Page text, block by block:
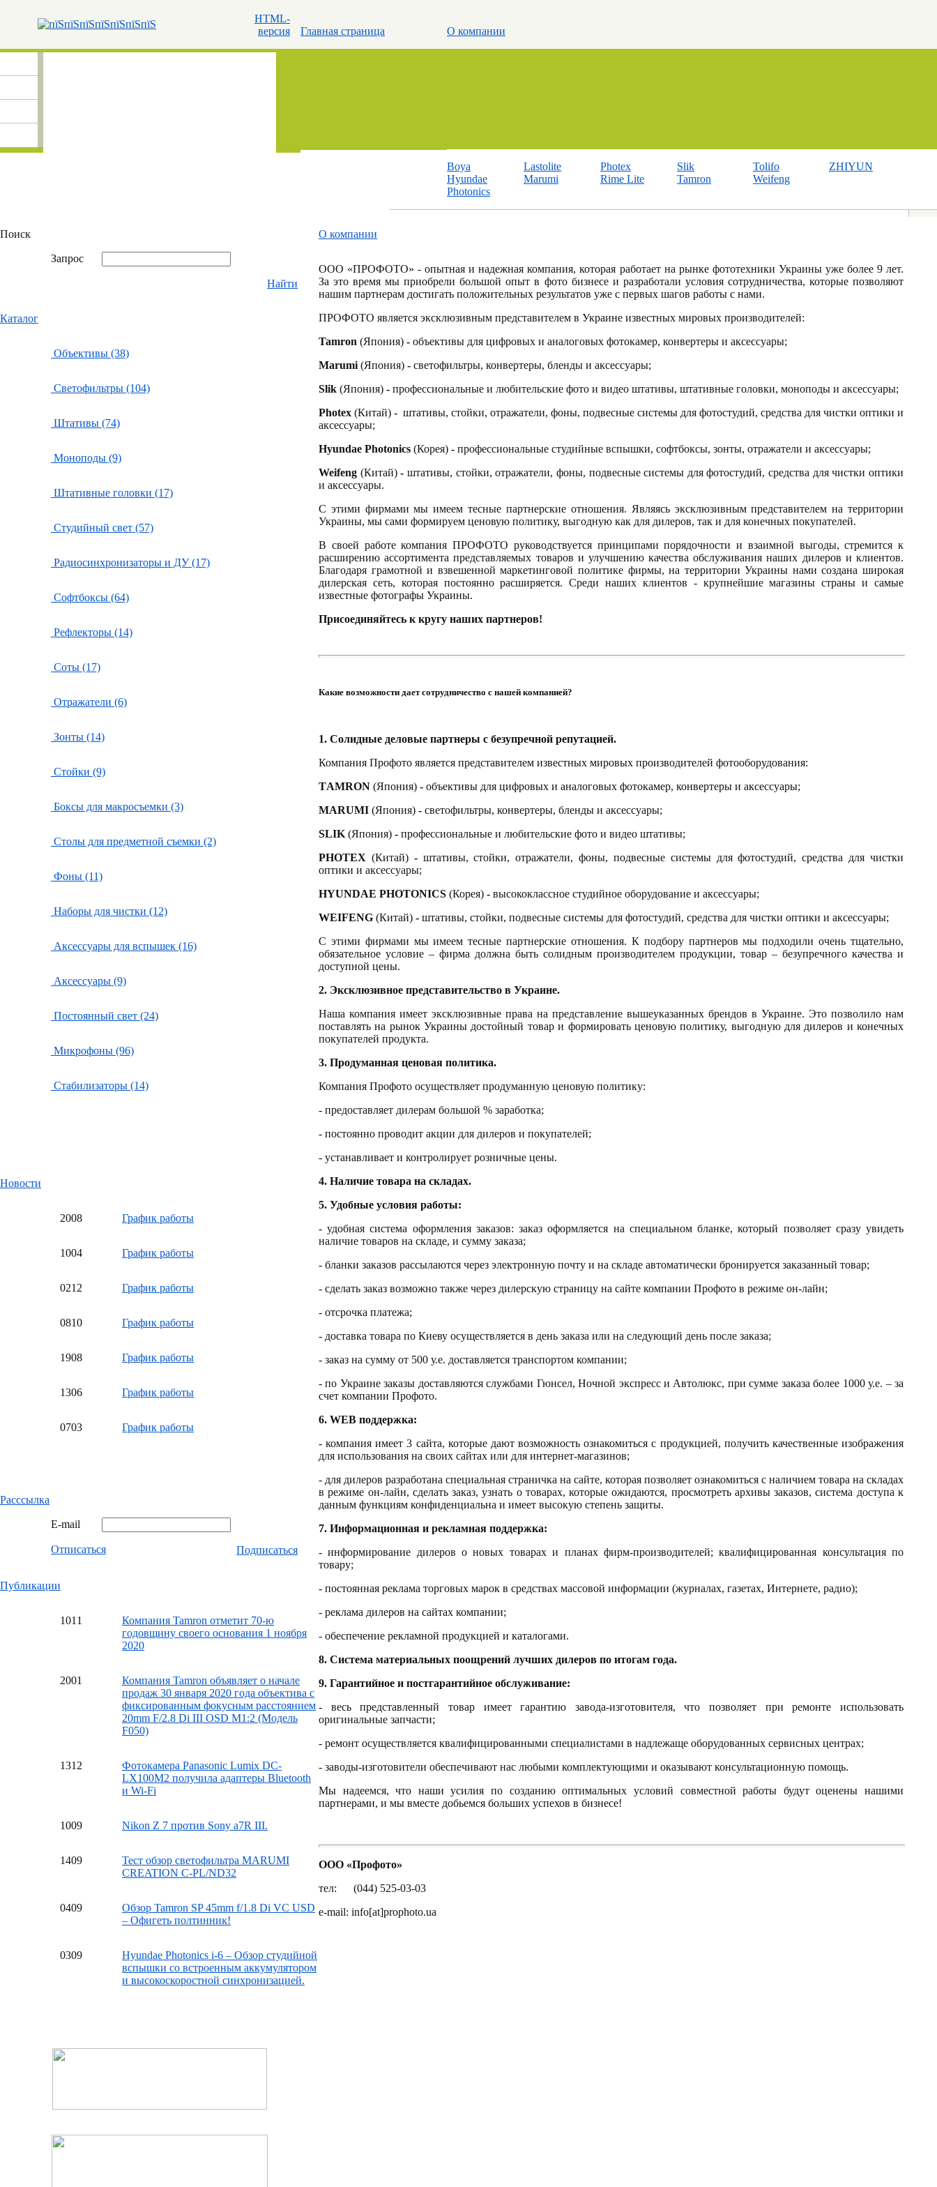
HTML-
версия
Главная страница О компании
Boya
Hyundae
Photonics
Lastolite
Marumi
Photex
Rime Lite
Slik
Tamron
Tolifo
Weifeng
ZHIYUN
Поиск
Запрос
Найти
Каталог
Объективы (38)
Светофильтры (104)
Штативы (74)
Моноподы (9)
Штативные головки (17)
Студийный свет (57)
Радиосинхронизаторы и ДУ (17)
Софтбоксы (64)
Рефлекторы (14)
Соты (17)
Отражатели (6)
Зонты (14)
Стойки (9)
Боксы для макросъемки (3)
Столы для предметной съемки (2)
Фоны (11)
Наборы для чистки (12)
Аксессуары для вспышек (16)
Аксессуары (9)
Постоянный свет (24)
Микрофоны (96)
Стабилизаторы (14)
Новости
2008 График работы
1004 График работы
0212 График работы
0810 График работы
1908 График работы
1306 График работы
0703 График работы
Расссылка
E-mail
Отписаться Подписаться
Публикации
1011
Компания Tamron отметит 70-ю
годовщину своего основания 1 ноября
2020
2001
Компания Tamron объявляет о начале
продаж 30 января 2020 года объектива с
фиксированным фокусным расстоянием
20mm F/2.8 Di III OSD M1:2 (Модель
F050)
1312
Фотокамера Panasonic Lumix DC-
LX100M2 получила адаптеры Bluetooth
и Wi-Fi
1009 Nikon Z 7 против Sony a7R III.
1409
Тест обзор светофильтра MARUMI
CREATION C-PL/ND32
0409
Обзор Tamron SP 45mm f/1.8 Di VC USD
– Офигеть полтинник!
0309
Hyundae Photonics i-6 – Обзор студийной
вспышки со встроенным аккумулятором
и высокоскоростной синхронизацией.
О компании
ООО «ПРОФОТО» - опытная и надежная компания, которая работает на рынке фототехники Украины уже более 9 лет.
За это время мы приобрели большой опыт в фото бизнесе и разработали условия сотрудничества, которые позволяют
нашим партнерам достигать положительных результатов уже с первых шагов работы с нами.
ПРОФОТО является эксклюзивным представителем в Украине известных мировых производителей:
Tamron (Япония) - объективы для цифровых и аналоговых фотокамер, конвертеры и аксессуары;
Marumi (Япония) - светофильтры, конвертеры, бленды и аксессуары;
Slik (Япония) - профессиональные и любительские фото и видео штативы, штативные головки, моноподы и аксессуары;
Photex (Китай) - штативы, стойки, отражатели, фоны, подвесные системы для фотостудий, средства для чистки оптики и
аксессуары;
Hyundae Photonics (Корея) - профессиональные студийные вспышки, софтбоксы, зонты, отражатели и аксессуары;
Weifeng (Китай)- штативы, стойки, отражатели, фоны, подвесные системы для фотостудий, средства для чистки оптики
и аксессуары.
С этими фирмами мы имеем тесные партнерские отношения. Являясь эксклюзивным представителем на территории
Украины, мы сами формируем ценовую политику, выгодную как для дилеров, так и для конечных покупателей.
В своей работе компания ПРОФОТО руководствуется принципами порядочности и взаимной выгоды, стремится к
расширению ассортимента представляемых товаров и улучшению качества обслуживания наших дилеров и клиентов.
Благодаря грамотной и взвешенной маркетинговой политике фирмы, на территории Украины нами создана широкая
дилерская сеть, которая постоянно расширяется. Среди наших клиентов - крупнейшие магазины страны и самые
известные фотографы Украины.
Присоединяйтесь к кругу наших партнеров!
Какие возможности дает сотрудничество с нашей компанией?
1. Солидные деловые партнеры с безупречной репутацией.
Компания Профото является представителем известных мировых производителей фотооборудования:
TAMRON (Япония) - объективы для цифровых и аналоговых фотокамер, конвертеры и аксессуары;
MARUMI (Япония) - светофильтры, конвертеры, бленды и аксессуары;
SLIK (Япония) - профессиональные и любительские фото и видео штативы;
PHOTEX (Китай)- штативы, стойки, отражатели, фоны, подвесные системы для фотостудий, средства для чистки
оптики и аксессуары;
HYUNDAE PHOTONICS (Корея) - высококлассное студийное оборудование и аксессуары;
WEIFENG (Китай) - штативы, стойки, подвесные системы для фотостудий, средства для чистки оптики и аксессуары;
С этими фирмами мы имеем тесные партнерские отношения. К подбору партнеров мы подходили очень тщательно,
обязательное условие – фирма должна быть солидным производителем продукции, товар – безупречного качества и
доступной цены.
2. Эксклюзивное представительство в Украине.
Наша компания имеет эксклюзивные права на представление вышеуказанных брендов в Украине. Это позволило нам
поставлять на рынок Украины достойный товар и формировать ценовую политику, выгодную для дилеров и конечных
покупателей продукта.
3. Продуманная ценовая политика.
Компания Профото осуществляет продуманную ценовую политику:
- предоставляет дилерам большой % заработка;
- постоянно проводит акции для дилеров и покупателей;
- устанавливает и контролирует розничные цены.
4. Наличие товара на складах.
5. Удобные условия работы:
- удобная система оформления заказов: заказ оформляется на специальном бланке, который позволяет сразу увидеть
наличие товаров на складе, и сумму заказа;
- бланки заказов рассылаются через электронную почту и на складе автоматически бронируется заказанный товар;
- сделать заказ возможно также через дилерскую страницу на сайте компании Профото в режиме он-лайн;
- отсрочка платежа;
- доставка товара по Киеву осуществляется в день заказа или на следующий день после заказа;
- заказ на сумму от 500 у.е. доставляется транспортом компании;
- по Украине заказы доставляются службами Гюнсел, Ночной экспресс и Автолюкс, при сумме заказа более 1000 у.е. – за
счет компании Профото.
6. WEB поддержка:
- компания имеет 3 сайта, которые дают возможность ознакомиться с продукцией, получить качественные изображения
для использования на своих сайтах или для интернет-магазинов;
- для дилеров разработана специальная страничка на сайте, которая позволяет ознакомиться с наличием товара на складах
в режиме он-лайн, сделать заказ, узнать о товарах, которые ожидаются, просмотреть архивы заказов, система доступа к
данным функциям конфиденциальна и имеет высокую степень защиты.
7. Информационная и рекламная поддержка:
- информирование дилеров о новых товарах и планах фирм-производителей; квалифицированная консультация по
товару;
- постоянная реклама торговых марок в средствах массовой информации (журналах, газетах, Интернете, радио);
- реклама дилеров на сайтах компании;
- обеспечение рекламной продукцией и каталогами.
8. Система материальных поощрений лучших дилеров по итогам года.
9. Гарантийное и постгарантийное обслуживание:
- весь представленный товар имеет гарантию завода-изготовителя, что позволяет при ремонте использовать
оригинальные запчасти;
- ремонт осуществляется квалифицированными специалистами в надлежаще оборудованных сервисных центрах;
- заводы-изготовители обеспечивают нас любыми комплектующими и оказывают консультационную помощь.
Мы надеемся, что наши усилия по созданию оптимальных условий совместной работы будут оценены нашими
партнерами, и мы вместе добьемся больших успехов в бизнесе!
ООО «Профото»
тел: (044) 525-03-03
e-mail: info[at]prophoto.ua